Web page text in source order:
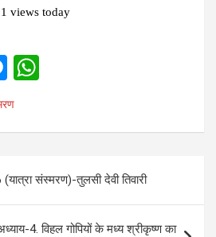
views today
M
es
se
g
er
A
p
संस्‍मरण)-तुलसी देवी तिवारी
4. विहल गोपियों के मध्‍य श्रीकृष्‍ण का